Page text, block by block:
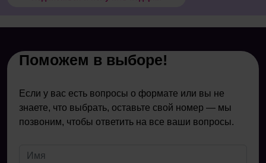
Поможем в выборе!
Если у вас есть вопросы о формате или вы не
знаете, что выбрать, оставьте свой номер — мы
позвоним, чтобы ответить на все ваши вопросы.